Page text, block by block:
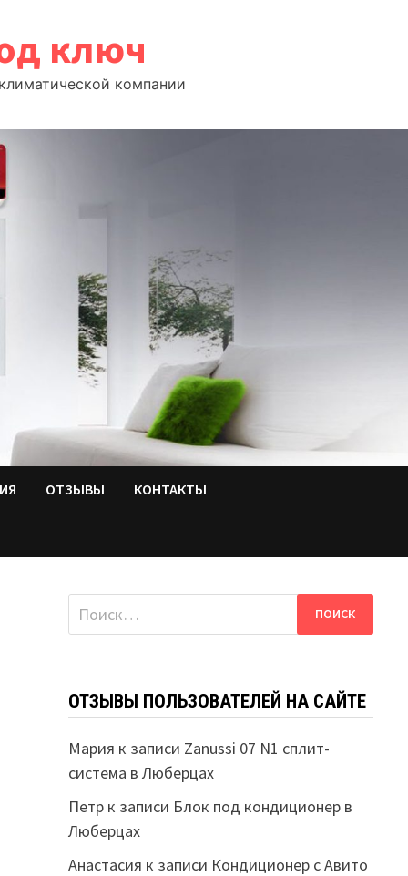
ключ
компании
ОТЗЫВЫ КОНТАКТЫ
Найти:
ОТЗЫВЫ ПОЛЬЗОВАТЕЛЕЙ НА САЙТЕ
Мария к записи Zanussi 07 N1 сплит-
система в Люберцах
Петрк записи Блок под кондиционер в
Люберцах
Анастасия к записи Кондиционер с Авито